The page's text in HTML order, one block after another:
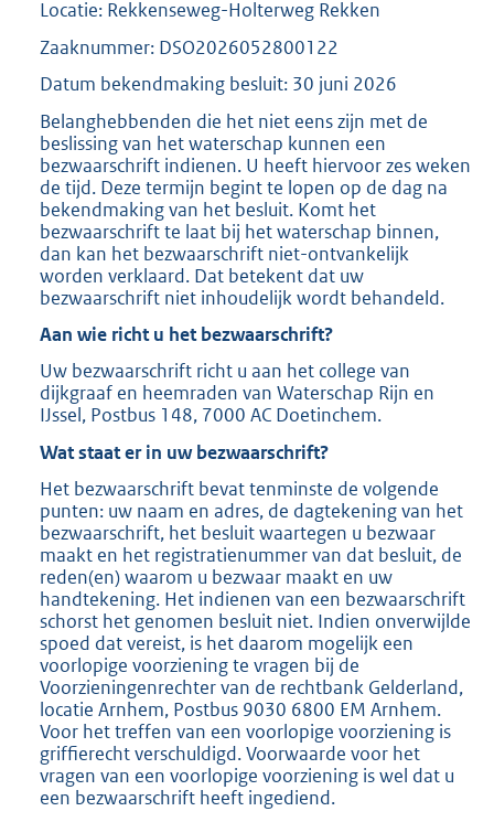
b
Locatie: Rekkenseweg-Holterweg Rekken
Zaaknummer: DSO2026052800122
Datum bekendmaking besluit: 30 juni 2026
Belanghebbenden die het niet eens zijn met de
beslissing van het waterschap kunnen een
bezwaarschrift indienen. U heeft hiervoor zes weken
de tijd. Deze termijn begint te lopen op de dag na
bekendmaking van het besluit. Komt het
bezwaarschrift te laat bij het waterschap binnen,
dan kan het bezwaarschrift niet-ontvankelijk
worden verklaard. Dat betekent dat uw
bezwaarschrift niet inhoudelijk wordt behandeld.
Aan wie richt u het bezwaarschrift?
Uw bezwaarschrift richt u aan het college van
dijkgraaf en heemraden van Waterschap Rijn en
IJssel, Postbus 148, 7000 AC Doetinchem.
Wat staat er in uw bezwaarschrift?
Het bezwaarschrift bevat tenminste de volgende
punten: uw naam en adres, de dagtekening van het
bezwaarschrift, het besluit waartegen u bezwaar
maakt en het registratienummer van dat besluit, de
reden(en) waarom u bezwaar maakt en uw
handtekening. Het indienen van een bezwaarschrift
schorst het genomen besluit niet. Indien onverwijlde
spoed dat vereist, is het daarom mogelijk een
voorlopige voorziening te vragen bij de
Voorzieningenrechter van de rechtbank Gelderland,
locatie Arnhem, Postbus 9030 6800 EM Arnhem.
Voor het treffen van een voorlopige voorziening is
griffierecht verschuldigd. Voorwaarde voor het
vragen van een voorlopige voorziening is wel dat u
een bezwaarschrift heeft ingediend.